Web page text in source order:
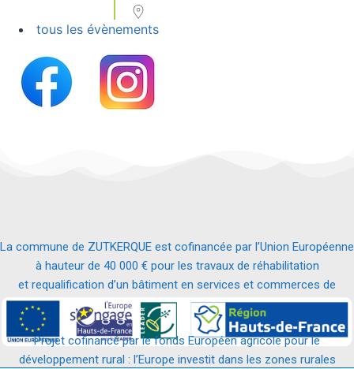
tous les évènements
La commune de ZUTKERQUE est cofinancée par l’Union Européenne
à hauteur de 40 000 € pour les travaux de réhabilitation
et requalification d’un bâtiment en services et commerces de
proximité.
Projet cofinancé par le fonds Européen agricole pour le
développement rural : l’Europe investit dans les zones rurales